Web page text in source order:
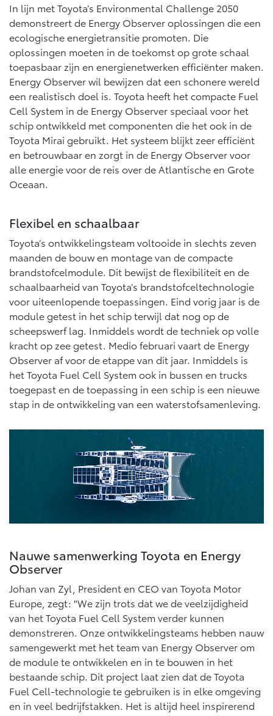
Connected Services
MyToyota login
MyToyota App
Abonnementen
Multimedia
Connected check
Navigatie updates
In lijn met Toyota’s Environmental Challenge 2050
demonstreert de Energy Observer oplossingen die een
ecologische energietransitie promoten. Die
oplossingen moeten in de toekomst op grote schaal
toepasbaar zijn en energienetwerken efficiënter maken.
Energy Observer wil bewijzen dat een schonere wereld
een realistisch doel is. Toyota heeft het compacte Fuel
Cell System in de Energy Observer speciaal voor het
schip ontwikkeld met componenten die het ook in de
Toyota Mirai gebruikt. Het systeem blijkt zeer efficiënt
en betrouwbaar en zorgt in de Energy Observer voor
alle energie voor de reis over de Atlantische en Grote
Oceaan.
Flexibel en schaalbaar
Toyota’s ontwikkelingsteam voltooide in slechts zeven
maanden de bouw en montage van de compacte
brandstofcelmodule. Dit bewijst de flexibiliteit en de
schaalbaarheid van Toyota’s brandstofceltechnologie
voor uiteenlopende toepassingen. Eind vorig jaar is de
module getest in het schip terwijl dat nog op de
scheepswerf lag. Inmiddels wordt de techniek op volle
kracht op zee getest. Medio februari vaart de Energy
Observer af voor de etappe van dit jaar. Inmiddels is
het Toyota Fuel Cell System ook in bussen en trucks
toegepast en de toepassing in een schip is een nieuwe
stap in de ontwikkeling van een waterstofsamenleving.
Nauwe samenwerking Toyota en Energy
Observer
Johan van Zyl, President en CEO van Toyota Motor
Europe, zegt: "We zijn trots dat we de veelzijdigheid
van het Toyota Fuel Cell System verder kunnen
demonstreren. Onze ontwikkelingsteams hebben nauw
samengewerkt met het team van Energy Observer om
de module te ontwikkelen en in te bouwen in het
bestaande schip. Dit project laat zien dat de Toyota
Fuel Cell-technologie te gebruiken is in elke omgeving
en in veel bedrijfstakken. Het is altijd heel inspirerend